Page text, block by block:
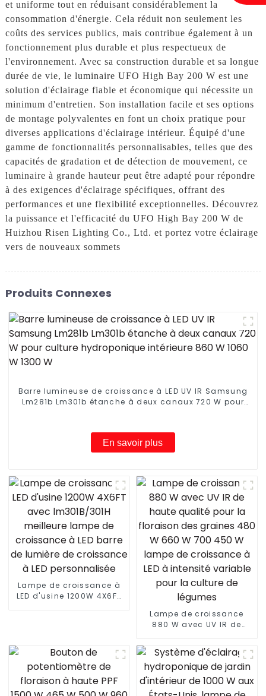
et uniforme tout en réduisant considérablement la
consommation d'énergie. Cela réduit non seulement les
coûts des services publics, mais contribue également à un
fonctionnement plus durable et plus respectueux de
l'environnement. Avec sa construction durable et sa longue
durée de vie, le luminaire UFO High Bay 200 W est une
solution d'éclairage fiable et économique qui nécessite un
minimum d'entretien. Son installation facile et ses options
de montage polyvalentes en font un choix pratique pour
diverses applications d'éclairage intérieur. Équipé d'une
gamme de fonctionnalités personnalisables, telles que des
capacités de gradation et de détection de mouvement, ce
luminaire à grande hauteur peut être adapté pour répondre
à des exigences d'éclairage spécifiques, offrant des
performances et une flexibilité exceptionnelles. Découvrez
la puissance et l'efficacité du UFO High Bay 200 W de
Huizhou Risen Lighting Co., Ltd. et portez votre éclairage
vers de nouveaux sommets
Produits Connexes
Barre lumineuse de croissance à LED UV IR Samsung
Lm281b Lm301b étanche à deux canaux 720 W pour
En savoir plus
Lampe de croissance à
LED d'usine 1200W 4X6FT
à LED personnalisée
Lampe de croissance
880 W avec UV IR de
floraison des graines
480 W 660 W 700 450 W
lampe de croissance à
LED à intensité variable